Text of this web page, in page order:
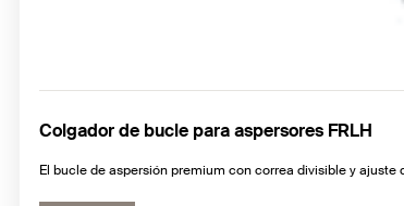
Colgador de bucle para aspersores FRLH
El bucle de aspersión premium con correa divisible y ajuste